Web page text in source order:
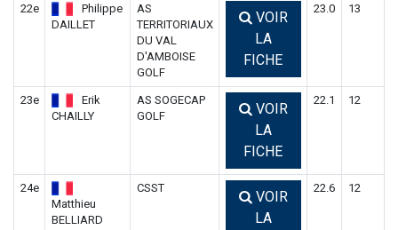
22e
Philippe
DAILLET
AS
TERRITORIAUX
DU VAL
D'AMBOISE
GOLF
VOIR
LA
FICHE
23.0 13
23e
Erik
CHAILLY
AS SOGECAP
GOLF
VOIR
LA
FICHE
22.1 12
24e
Matthieu
BELLIARD
CSST
VOIR
LA
22.6 12